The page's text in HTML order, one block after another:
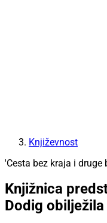
Književnost
'Cesta bez kraja i druge
Knjižnica
Dodig